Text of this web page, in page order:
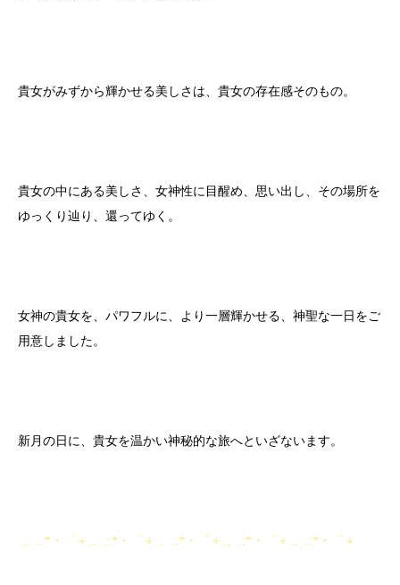
貴女がみずから輝かせる美しさは、貴女の存在感そのもの。
貴女の中にある美しさ、女神性に目醒め、思い出し、その場所を
ゆっくり辿り、還ってゆく。
女神の貴女を、パワフルに、より一層輝かせる、神聖な一日をご
用意しました。
新月の日に、貴女を温かい神秘的な旅へといざないます。
.。.:*・゜＋.。.:*・゜＋.。.:*・゜＋.。.:*・゜＋.。.:*・゜＋